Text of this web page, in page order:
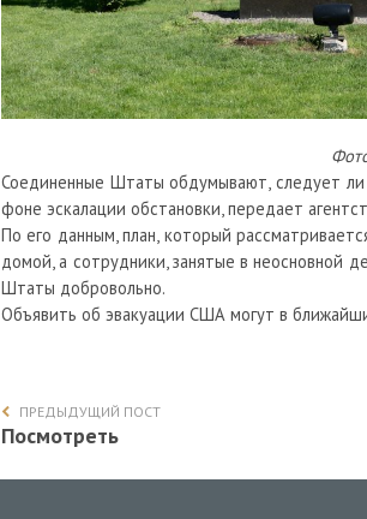
Соединенные Штаты обдумывают, следует ли
фоне эскалации обстановки, передает
По его данным, план, который
домой, а сотрудники, занятые в неосновной
Штаты добровольно.
Объявить об эвакуации США могут в
ПРЕДЫДУЩИЙ ПОСТ
Посмотреть